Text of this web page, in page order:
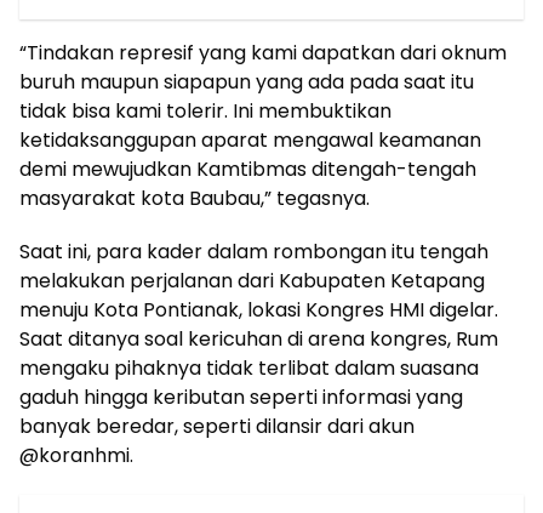
“Tindakan represif yang kami dapatkan dari oknum
buruh maupun siapapun yang ada pada saat itu
tidak bisa kami tolerir. Ini membuktikan
ketidaksanggupan aparat mengawal keamanan
demi mewujudkan Kamtibmas ditengah-tengah
masyarakat kota Baubau,” tegasnya.
Saat ini, para kader dalam rombongan itu tengah
melakukan perjalanan dari Kabupaten Ketapang
menuju Kota Pontianak, lokasi Kongres HMI digelar.
Saat ditanya soal kericuhan di arena kongres, Rum
mengaku pihaknya tidak terlibat dalam suasana
gaduh hingga keributan seperti informasi yang
banyak beredar, seperti dilansir dari akun
@koranhmi.